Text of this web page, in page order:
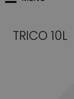
TRICO 10L